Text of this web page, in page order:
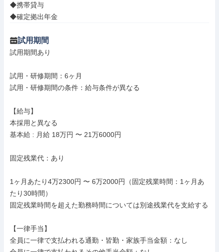
◆携帯貸与
◆確定拠出年金
試用期間
試用期間あり
試用・研修期間：6ヶ月
試用・研修期間の条件：給与条件が異なる
【給与】
本採用と異なる
基本給 : 月給 18万円 〜 21万6000円
固定残業代：あり
1ヶ月あたり4万2300円 〜 6万2000円（固定残業時間：1ヶ月あ
たり30時間）
固定残業時間を超えた勤務時間については別途残業代を支給する
【一律手当】
全員に一律で支払われる通勤・皆勤・家族手当金額：なし